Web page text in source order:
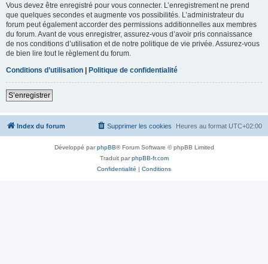
Vous devez être enregistré pour vous connecter. L’enregistrement ne prend
que quelques secondes et augmente vos possibilités. L’administrateur du
forum peut également accorder des permissions additionnelles aux membres
du forum. Avant de vous enregistrer, assurez-vous d’avoir pris connaissance
de nos conditions d’utilisation et de notre politique de vie privée. Assurez-vous
de bien lire tout le règlement du forum.
Conditions d’utilisation | Politique de confidentialité
S’enregistrer
Index du forum Heures au format UTC+02:00
Supprimer les cookies
Développé parphpBB® Forum Software © phpBB Limited
Traduit parphpBB-fr.com
Confidentialité | Conditions